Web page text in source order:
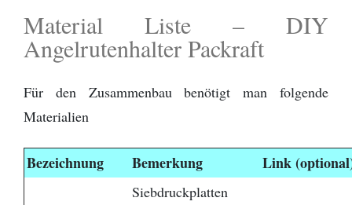
Material Liste – DIY
Angelrutenhalter Packraft
Für den Zusammenbau benötigt man folgende
Materialien
Bezeichnung Bemerkung Link
Siebdruckplatten